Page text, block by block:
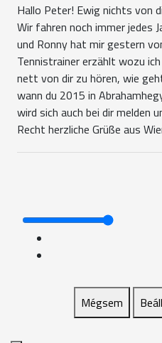
Hallo Peter! Ewig nichts von
Wir fahren noch immer jedes
und Ronny hat mir gestern
Tennistrainer erzählt wozu
nett von dir zu hören, wie
wann du 2015 in
wird sich auch bei dir melden
Recht herzliche Grüße aus
Mégsem